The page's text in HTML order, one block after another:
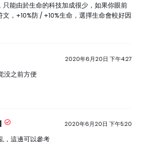
只能由於生命的科技加成很少，如果你眼前
文，+10%防 / +10%生命，選擇生命會較好因
2020年6月20日 下午4:27
没之前方便
2020年6月20日 下午5:20
，這邊可以參考